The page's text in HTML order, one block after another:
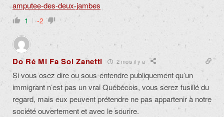
amputee-des-deux-jambes
1 -2
Do Ré Mi Fa Sol Zanetti 2 mois il y a
Si vous osez dire ou sous-entendre publiquement qu’un
immigrant n’est pas un vrai Québécois, vous serez fusillé du
regard, mais eux peuvent prétendre ne pas appartenir à notre
société ouvertement et avec le sourire.